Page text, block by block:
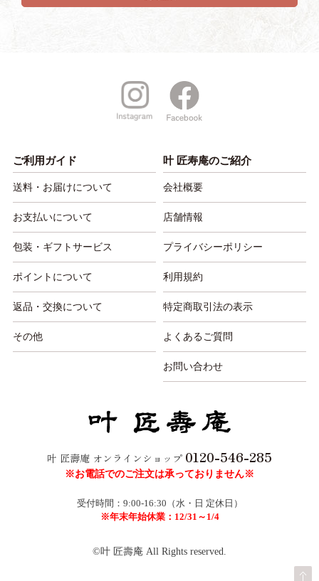
ご利用ガイド
送料・お届けについて
お支払いについて
包装・ギフトサービス
ポイントについて
返品・交換について
その他
叶 匠寿庵のご紹介
会社概要
店舗情報
プライバシーポリシー
利用規約
特定商取引法の表示
よくあるご質問
お問い合わせ
叶 匠壽庵 オンラインショップ 0120-546-285
※お電話でのご注文は承っておりません※
受付時間：9:00-16:30（水・日 定休日）
※年末年始休業：12/31～1/4
©叶 匠壽庵 All Rights reserved.